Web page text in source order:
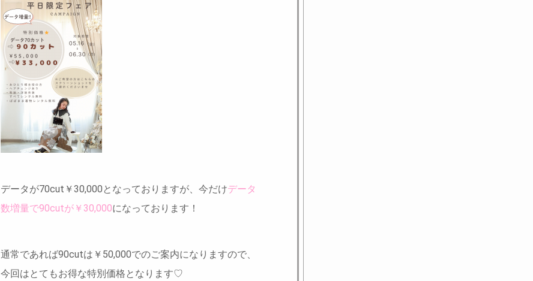
データが70cut￥30,000となっておりますが、今だけデータ
数増量で90cutが￥30,000になっております！
通常であれば90cutは￥50,000でのご案内になりますので、
今回はとてもお得な特別価格となります♡